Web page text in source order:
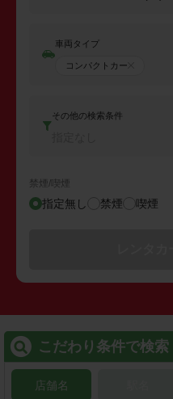
車両タイプ
コンパクトカー
その他の検索条件
禁煙/喫煙
指定無し 禁煙 喫煙
こだわり条件で検索
店舗名